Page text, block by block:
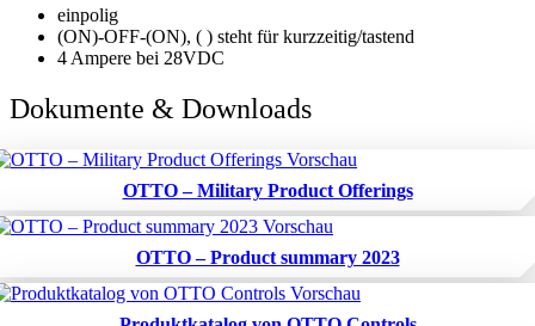
einpolig
(ON)-OFF-(ON), ( ) steht für kurzzeitig/tastend
4 Ampere bei 28VDC
Dokumente & Downloads
OTTO – Military Product Offerings
OTTO – Product summary 2023